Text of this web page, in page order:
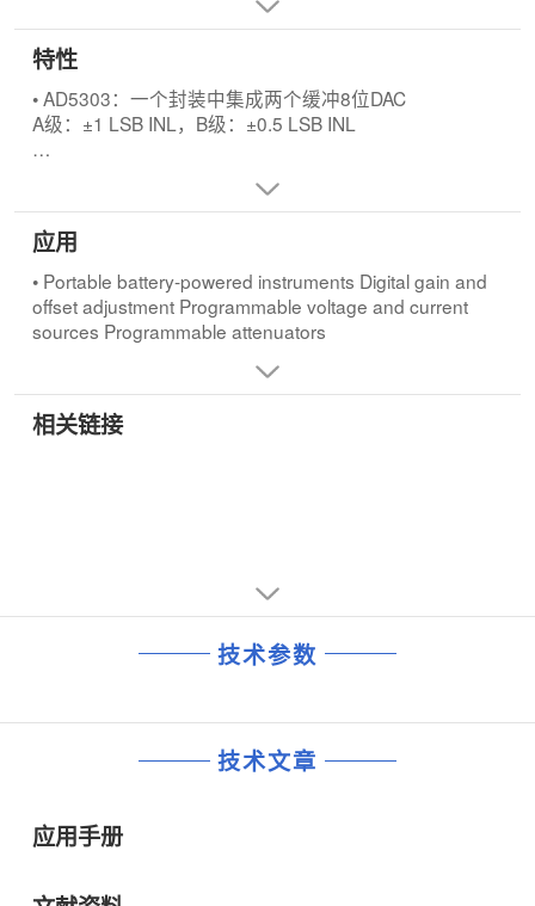
μs。AD5303/AD5313/AD5323采用多功能三线式串行接
口，能够以最高30 MHz的时钟速率工作，并与标准
SPI™、QSPI™、MICROWIRE™、DSP接口标准兼容。
两个DAC的基准电压从两个基准电压引脚获得(一个引脚
对应一个DAC)。这些基准电压输入可以配置为缓冲输入
保DAC输出上电至0 V并保持该电平，直到对该器件执行
一次有效的写操作为止。另外还存在一个异步低电平有
效CLR引脚，它能将两个DAC清零至0 V。利用异步
省电特性，在省电模式下，器件在5 V时的功耗降至200
nA(3 V时为50 nA)，并提供软件可选输出负载。这些器
件还可以通过SDO引脚用在菊花链应用中。
在正常工作模式下，这些器件具有低功耗特性，适合便
携式电池供电设备。5 V时功耗为1.5 mW，3 V时功耗为
0.7 mW，关断模式下则降至1 µW。
• 数字增益和失调电压调整
• 可编程电压源和电流源
特性
• AD5303：一个封装中集成两个缓冲8位DAC
A级：±1 LSB INL，B级：±0.5 LSB INL
A级：±4 LSB INL，B级：±2 LSB INL
• AD5323：一个封装中集成两个缓冲12位DAC
A级：±16 LSB INL，B级：±8 LSB INL
• 16引脚TSSOP封装
• 关断模式功耗：200 nA (5 V)，50 nA (3 V)
• 微功耗工作:300 µA(5 V，包括基准电流)
应用
• Portable battery-powered instruments Digital gain and
offset adjustment Programmable voltage and current
sources Programmable attenuators
相关链接
技术参数
技术文章
应用手册